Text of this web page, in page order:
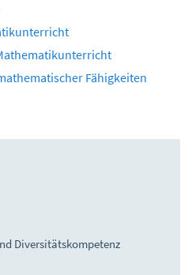
Fähigkeiten
Diversitätskompetenz